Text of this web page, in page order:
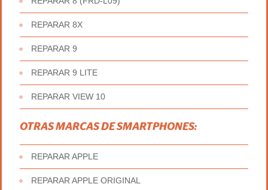
REPARAR 8X
REPARAR 9
REPARAR 9 LITE
REPARAR VIEW 10
OTRAS MARCAS DE SMARTPHONES:
REPARAR APPLE
REPARAR APPLE ORIGINAL